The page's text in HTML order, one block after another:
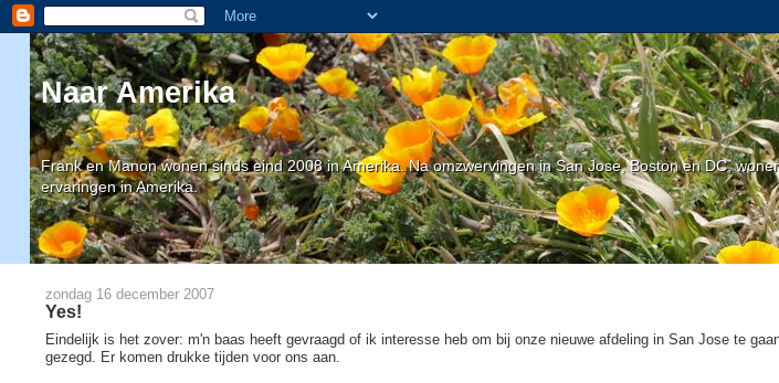
Naar Amerika
Frank en Manon wonen sinds eind 2008 in Amerika. Na omzwervingen in San Jose, Boston en DC,
ervaringen in Amerika.
zondag 16 december 2007
Yes!
Eindelijk is het zover: m'n baas heeft gevraagd of ik interesse heb om bij onze nieuwe afdeling in San Jose te
gezegd. Er komen drukke tijden voor ons aan.